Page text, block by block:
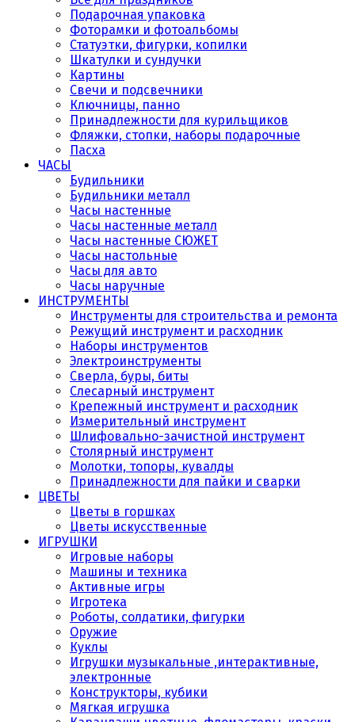
Подарочная упаковка
Фоторамки и фотоальбомы
Статуэтки, фигурки, копилки
Шкатулки и сундучки
Картины
Свечи и подсвечники
Ключницы, панно
Принадлежности для курильщиков
Фляжки, стопки, наборы подарочные
Пасха
ЧАСЫ
Будильники
Будильники металл
Часы настенные
Часы настенные металл
Часы настенные СЮЖЕТ
Часы настольные
Часы для авто
Часы наручные
ИНСТРУМЕНТЫ
Инструменты для строительства и ремонта
Режущий инструмент и расходник
Наборы инструментов
Электроинструменты
Сверла, буры, биты
Слесарный инструмент
Крепежный инструмент и расходник
Измерительный инструмент
Шлифовально-зачистной инструмент
Столярный инструмент
Молотки, топоры, кувалды
Принадлежности для пайки и сварки
ЦВЕТЫ
Цветы в горшках
Цветы искусственные
ИГРУШКИ
Игровые наборы
Машины и техника
Активные игры
Игротека
Роботы, солдатики, фигурки
Оружие
Куклы
Игрушки музыкальные ,интерактивные,
электронные
Конструкторы, кубики
Мягкая игрушка